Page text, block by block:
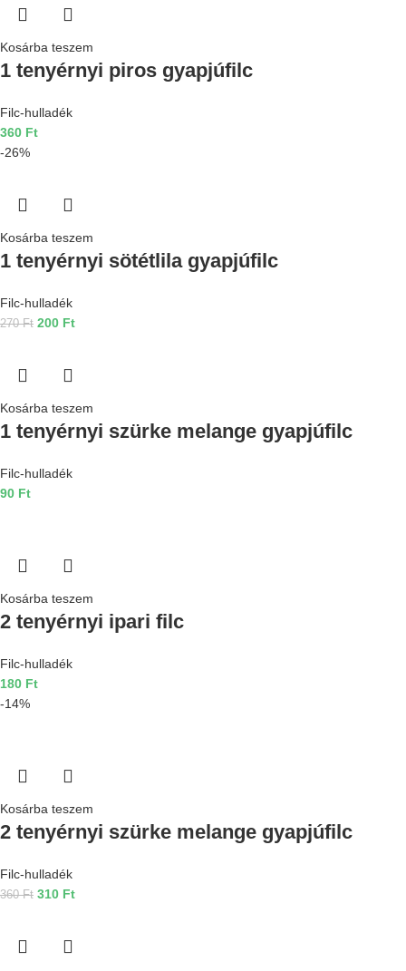
Kosárba teszem
1 tenyérnyi piros gyapjúfilc
Filc-hulladék
360 Ft
-26%
Kosárba teszem
1 tenyérnyi sötétlila gyapjúfilc
Filc-hulladék
270Ft 200 Ft
Kosárba teszem
1 tenyérnyi szürke melange gyapjúfilc
Filc-hulladék
90 Ft
Kosárba teszem
2 tenyérnyi ipari filc
Filc-hulladék
180 Ft
-14%
Kosárba teszem
2 tenyérnyi szürke melange gyapjúfilc
Filc-hulladék
360Ft 310 Ft